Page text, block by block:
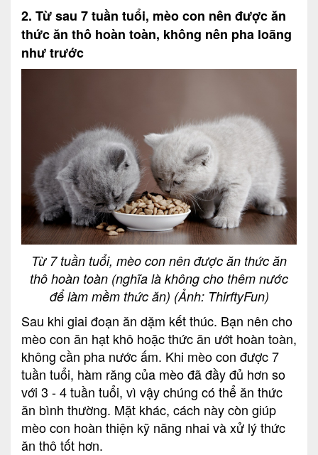
2. Từ sau 7 tuần tuổi, mèo con nên được ăn
thức ăn thô hoàn toàn, không nên pha loãng
như trước
Từ 7 tuần tuổi, mèo con nên được ăn thức ăn
thô hoàn toàn (nghĩa là không cho thêm nước
để làm mềm thức ăn) (Ảnh: ThirftyFun)
Sau khi giai đoạn ăn dặm kết thúc. Bạn nên cho
mèo con ăn hạt khô hoặc thức ăn ướt hoàn toàn,
không cần pha nước ấm. Khi mèo con được 7
tuần tuổi, hàm răng của mèo đã đầy đủ hơn so
với 3 - 4 tuần tuổi, vì vậy chúng có thể ăn thức
ăn bình thường. Mặt khác, cách này còn giúp
mèo con hoàn thiện kỹ năng nhai và xử lý thức
ăn thô tốt hơn.